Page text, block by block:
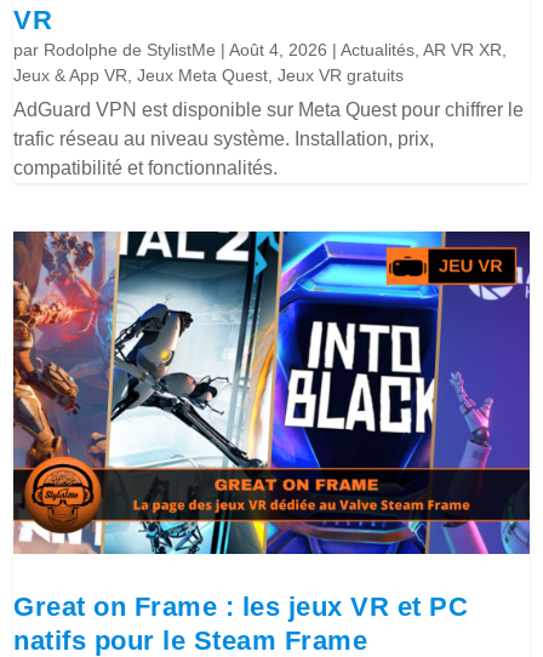
VR
par Rodolphe de StylistMe |Août 4, 2026 |Actualités ,AR VR XR
Jeux & App VR ,Jeux Meta Quest ,Jeux VR gratuits
AdGuard VPN est disponible sur Meta Quest pour chiffrer le
trafic réseau au niveau système. Installation, prix,
compatibilité et fonctionnalités.
Great on Frame : les jeux VR et PC
natifs pour le Steam Frame